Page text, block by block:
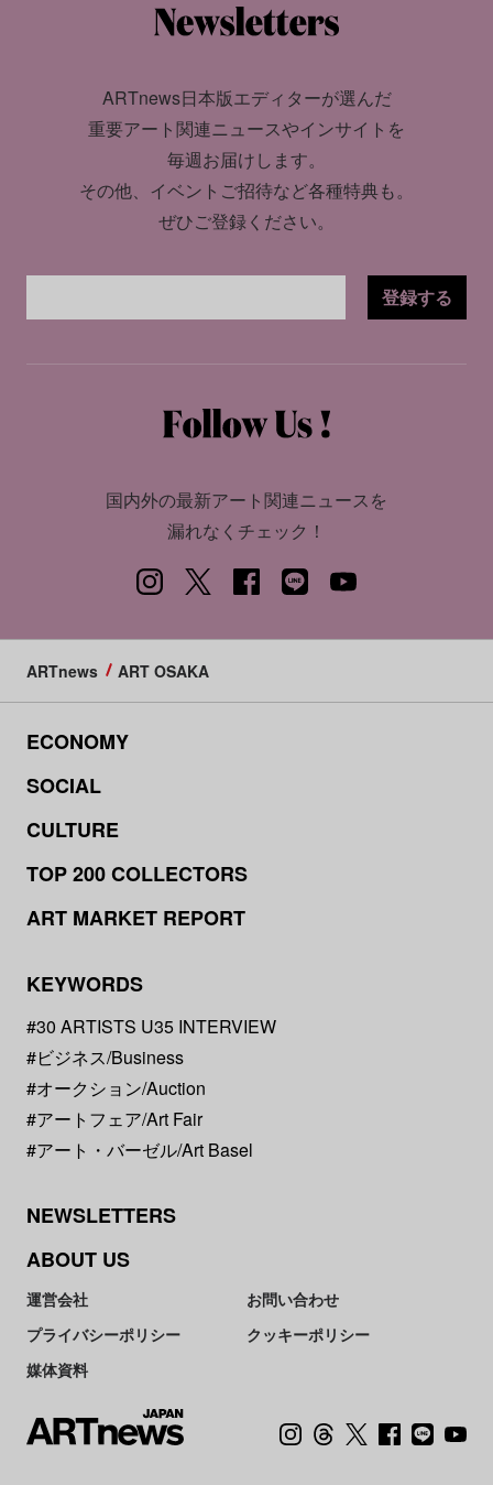
ARTnews日本版エディターが選んだ
重要アート関連ニュースやインサイトを
毎週お届けします。
その他、イベントご招待など各種特典も。
ぜひご登録ください。
登録する
国内外の最新アート関連ニュースを
漏れなくチェック！
ARTnews ART OSAKA
ECONOMY
SOCIAL
CULTURE
TOP 200 COLLECTORS
ART MARKET REPORT
KEYWORDS
#30 ARTISTS U35 INTERVIEW
#ビジネス/Business
#オークション/Auction
#アートフェア/Art Fair
#アート・バーゼル/Art Basel
NEWSLETTERS
ABOUT US
運営会社
お問い合わせ
プライバシーポリシー
クッキーポリシー
媒体資料